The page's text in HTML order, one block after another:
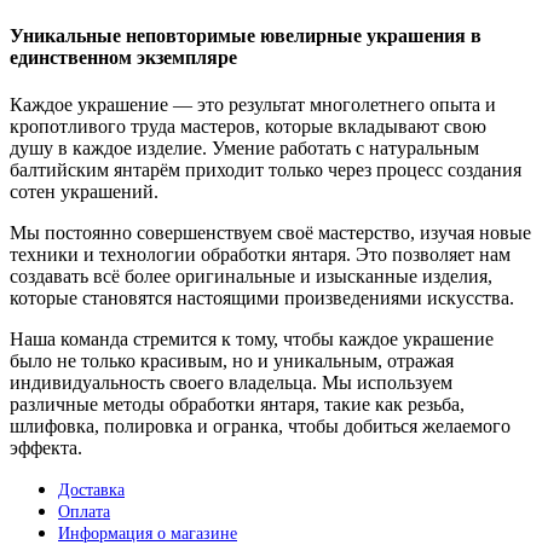
Уникальные неповторимые ювелирные украшения в
единственном экземпляре
Каждое украшение — это результат многолетнего опыта и
кропотливого труда мастеров, которые вкладывают свою
душу в каждое изделие. Умение работать с натуральным
балтийским янтарём приходит только через процесс создания
сотен украшений.
Мы постоянно совершенствуем своё мастерство, изучая новые
техники и технологии обработки янтаря. Это позволяет нам
создавать всё более оригинальные и изысканные изделия,
которые становятся настоящими произведениями искусства.
Наша команда стремится к тому, чтобы каждое украшение
было не только красивым, но и уникальным, отражая
индивидуальность своего владельца. Мы используем
различные методы обработки янтаря, такие как резьба,
шлифовка, полировка и огранка, чтобы добиться желаемого
эффекта.
Доставка
Оплата
Информация о магазине